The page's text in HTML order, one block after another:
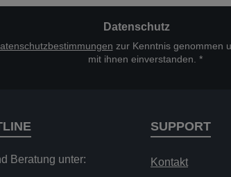
Datenschutz
zur Kenntnis genommen
mit ihnen einverstanden. *
Beratung unter:
SUPPORT
Kontakt